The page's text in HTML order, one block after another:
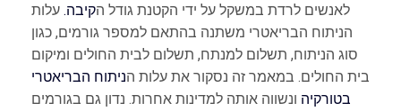
לאנשים לרדת במשקל על ידי הקטנת גודל הקיבה. עלות
הניתוח הבריאטרי משתנה בהתאם למספר גורמים, כגון
סוג הניתוח, תשלום למנתח, תשלום לבית החולים ומיקום
בית החולים. במאמר זה נסקור את עלות הניתוח הבריאטרי
בטורקיה ונשווה אותה למדינות אחרות. נדון גם בגורמים